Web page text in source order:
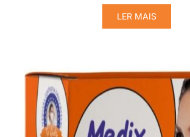
LER MAIS